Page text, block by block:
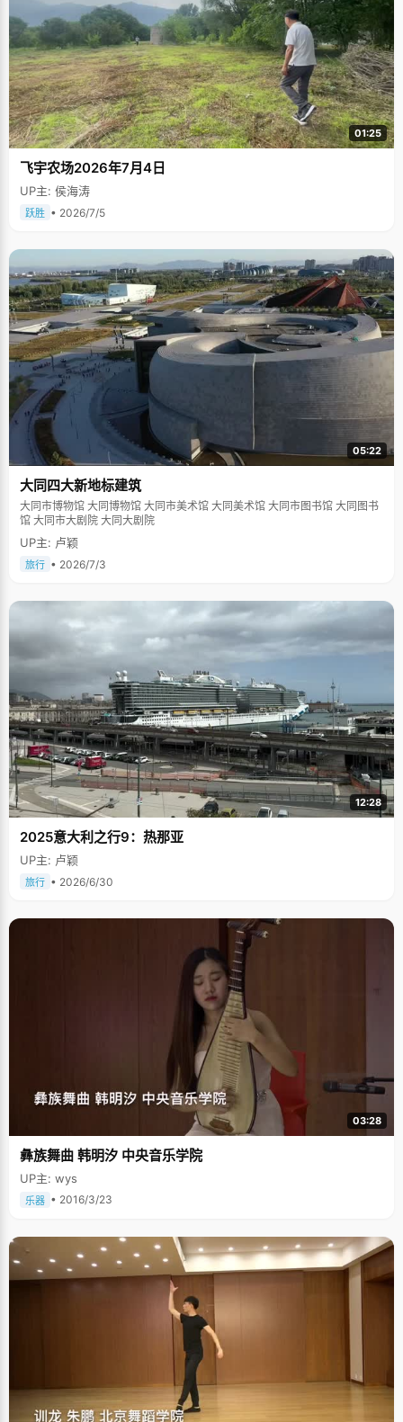
01:25
飞宇农场2026年7月4日
UP主: 侯海涛
跃胜 • 2026/7/5
05:22
大同四大新地标建筑
大同市博物馆 大同博物馆 大同市美术馆 大同美术馆 大同市图书馆 大同图书
馆 大同市大剧院 大同大剧院
UP主: 卢颖
旅行 • 2026/7/3
12:28
2025意大利之行9：热那亚
UP主: 卢颖
旅行 • 2026/6/30
03:28
彝族舞曲 韩明汐 中央音乐学院
UP主: wys
乐器 • 2016/3/23